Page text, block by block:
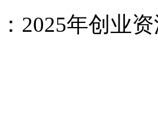
2025年创业